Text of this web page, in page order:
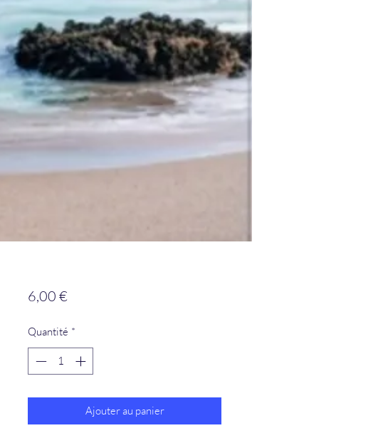
6,00 €
Quantité *
Ajouter au panier